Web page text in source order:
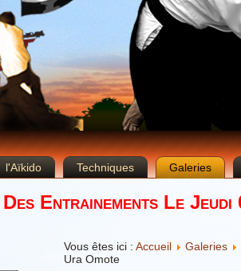
l'Aïkido Techniques Galeries
Entrainements Le
Vous êtes ici : Accueil Galeries
Ura Omote